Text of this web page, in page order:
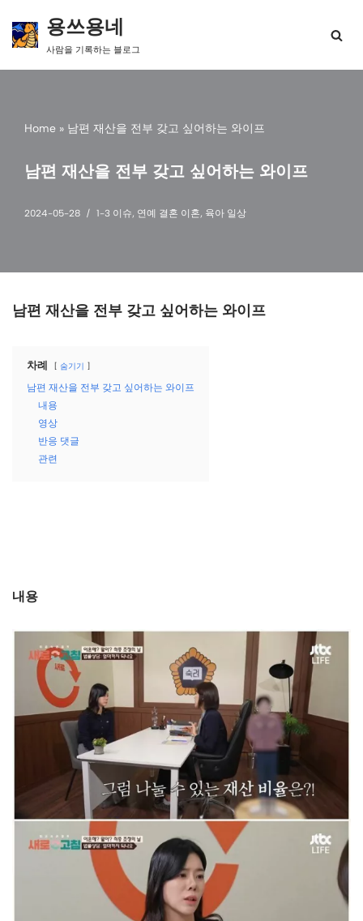
콘
용쓰용네
사람을 기록하는 블로그
Home » 남편 재산을 전부 갖고 싶어하는 와이프
남편 재산을 전부 갖고 싶어하는 와이프
2024-05-28 1-3 이슈, 연예 결혼 이혼, 육아 일상
남편 재산을 전부 갖고 싶어하는 와이프
차례 숨기기
남편 재산을 전부 갖고 싶어하는 와이프
내용
영상
반응 댓글
관련
내용